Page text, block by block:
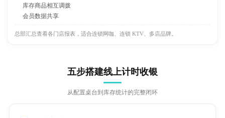
库存商品相互调拨
会员数据共享
总部汇总查看各门店报表，适合连锁网咖、连锁 KTV、多店品牌。
五步搭建线上计时收银
从配置桌台到库存统计的完整闭环